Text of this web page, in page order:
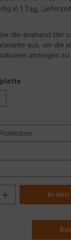
in 1 Tag,
die anahand der
aus, um die
anzeigen zu
Anzahl:In den